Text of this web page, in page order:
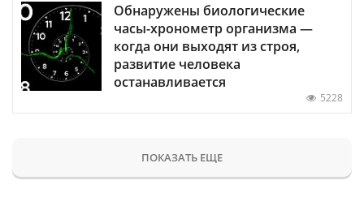
Обнаружены биологические
часы-хронометр организма —
когда они выходят из строя,
развитие человека
останавливается
5228
ПОКАЗАТЬ ЕЩЕ